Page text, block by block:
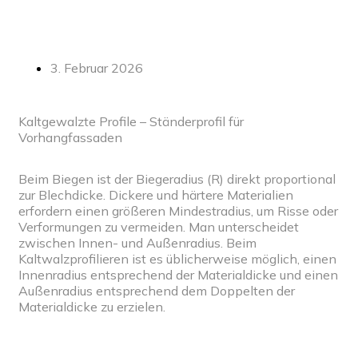
3. Februar 2026
Kaltgewalzte Profile – Ständerprofil für
Vorhangfassaden
Beim Biegen ist der Biegeradius (R) direkt proportional
zur Blechdicke. Dickere und härtere Materialien
erfordern einen größeren Mindestradius, um Risse oder
Verformungen zu vermeiden. Man unterscheidet
zwischen Innen- und Außenradius. Beim
Kaltwalzprofilieren ist es üblicherweise möglich, einen
Innenradius entsprechend der Materialdicke und einen
Außenradius entsprechend dem Doppelten der
Materialdicke zu erzielen.